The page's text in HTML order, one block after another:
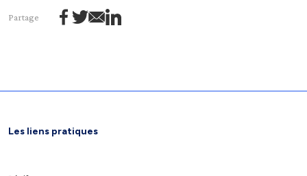
Partage
Les liens pratiques